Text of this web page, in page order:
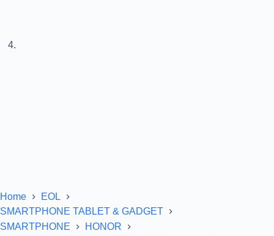
Home
EOL
SMARTPHONE TABLET & GADGET
SMARTPHONE
HONOR